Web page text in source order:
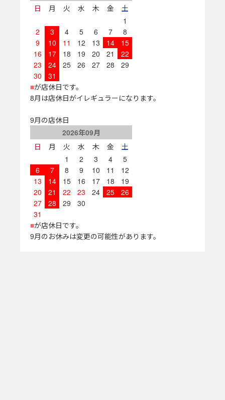
日
月 火 水 木 金
土
1
2
3 4 5 6 7
8
9
10 11 12 13 14
15
16
17 18 19 20 21
22
23
24 25 26 27 28
29
30
31
■が店休日です。
8月は店休日がイレギュラーになります。
9月の店休日
2026年09月
日
月 火 水 木 金
土
1
2 3 4
5
6
7 8 9 10 11
12
13
14 15 16 17 18
19
20
21 22 23 24 25
26
27
28 29
30
31
■が店休日です。
9月のお休みは変更の可能性があります。